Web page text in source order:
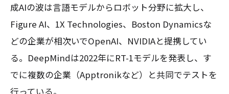
成AIの波は言語モデルからロボット分野に拡大し、
Figure AI、1X Technologies、Boston Dynamicsな
どの企業が相次いでOpenAI、NVIDIAと提携してい
る。DeepMindは2022年にRT-1モデルを発表し、す
でに複数の企業（Apptronikなど）と共同でテストを